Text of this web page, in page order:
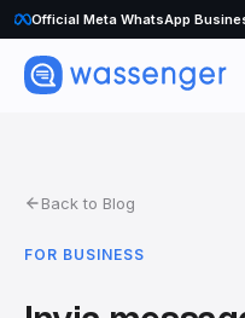
Official Meta WhatsApp
WhatsApp Voice Calls are here
Back to Blog
FOR BUSINESS